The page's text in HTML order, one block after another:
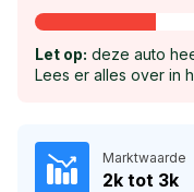
Let op: deze auto
Lees er alles over in
Marktwaarde
2k tot 3k